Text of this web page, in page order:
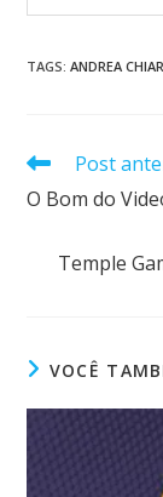
TAGS:ANDREA
Post
O Bom do
Temple
VOCÊ